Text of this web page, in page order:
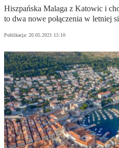
Hiszpańska Malaga z Katowic i
to dwa nowe połączenia w letniej
Publikacja: 20.05.2021 15:10